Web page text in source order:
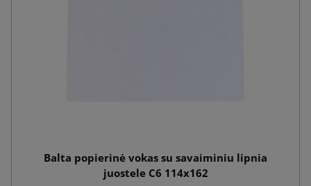
Balta popierinė vokas su savaiminiu lipnia
juostele C6 114x162